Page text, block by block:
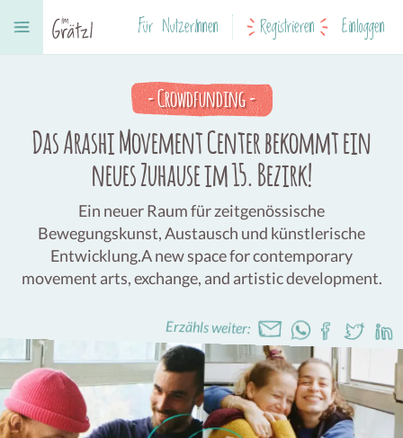
Für NutzerInnen Registrieren Einloggen
-Crowdfunding-
Das Arashi Movement Center bekommt ein
neues Zuhause im 15. Bezirk!
Ein neuer Raum für zeitgenössische
Bewegungskunst, Austausch und künstlerische
Entwicklung.A new space for contemporary
movement arts, exchange, and artistic development.
Erzähls weiter: